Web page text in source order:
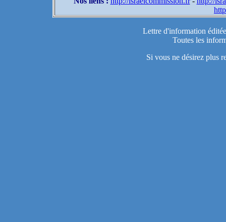
Lettre d'information
Toutes les
Si vous ne désirez plus